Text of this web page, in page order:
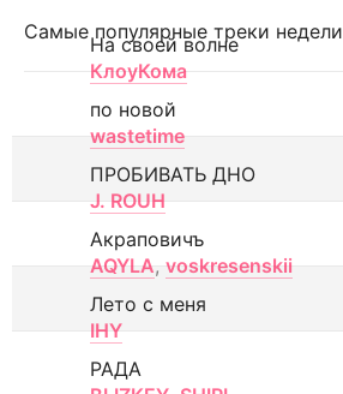
Самые популярные треки недели
На своей волне
КлоуКома
по новой
wastetime
ПРОБИВАТЬ ДНО
J. ROUH
Акраповичъ
AQYLA, voskresenskii
Лето с меня
IHY
РАДА